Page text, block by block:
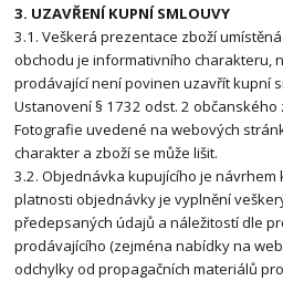
3. UZAVŘENÍ KUPNÍ SMLOUVY
3.1. Veškerá prezentace zboží
obchodu je informativního charakteru,
prodávající není povinen uzavřít kupní
Ustanovení § 1732 odst. 2
Fotografie uvedené na webových
charakter a zboží se může lišit.
3.2. Objednávka kupujícího je návrhem
platnosti objednávky je vyplnění
předepsaných údajů a náležitostí dle
prodávajícího (zejména nabídky na
odchylky od propagačních materiálů